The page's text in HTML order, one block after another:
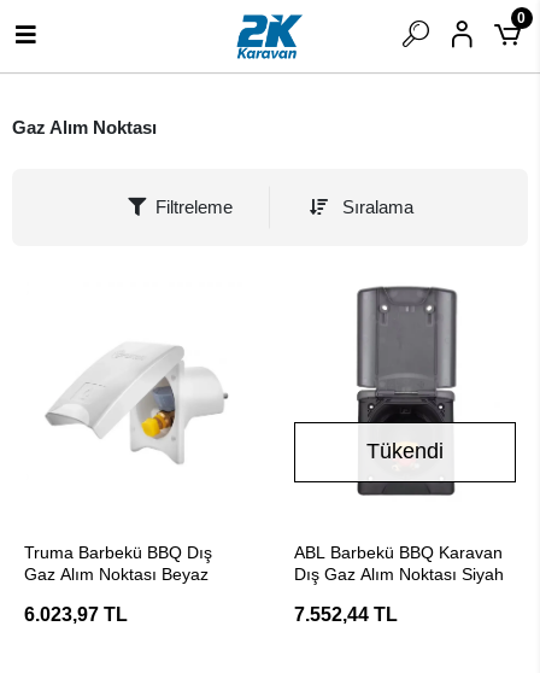
0
Gaz Alım Noktası
Filtreleme Sıralama
Truma Barbekü BBQ Dış
Gaz Alım Noktası Beyaz
6.023,97 TL
Tükendi
ABL Barbekü BBQ Karavan
Dış Gaz Alım Noktası Siyah
7.552,44 TL